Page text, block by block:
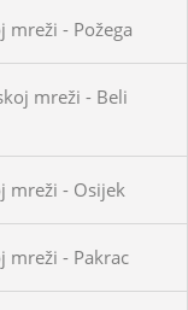
- Požega
mreži - Beli
mreži - Osijek
mreži - Pakrac